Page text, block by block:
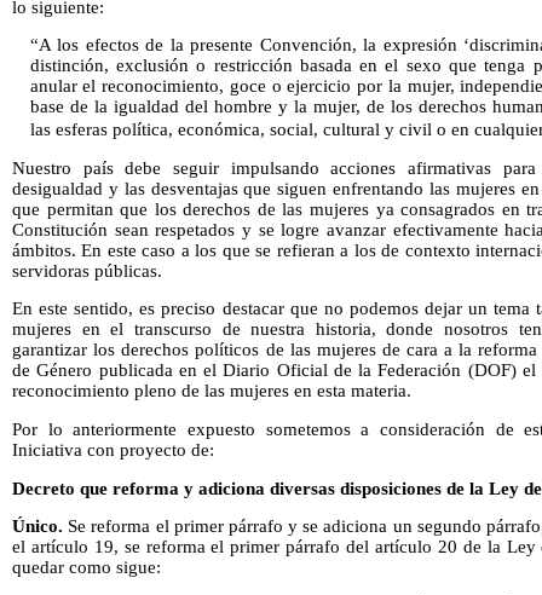
lo siguiente:
“A los efectos de la presente Convención, la expresión
distinción, exclusión o restricción basada en el sexo que tenga
anular el reconocimiento, goce o ejercicio por la mujer,
base de la igualdad del hombre y la mujer, de los derechos
las esferas política, económica, social, cultural y civil o en
Nuestro país debe seguir impulsando acciones afirmativas
desigualdad y las desventajas que siguen enfrentando las mujeres
que permitan que los derechos de las mujeres ya consagrados en
Constitución sean respetados y se logre avanzar efectivamente
ámbitos. En este caso a los que se refieran a los de contexto
servidoras públicas.
En este sentido, es preciso destacar que no podemos dejar un
mujeres en el transcurso de nuestra historia, donde nosotros
garantizar los derechos políticos de las mujeres de cara a la
de Género publicada en el Diario Oficial de la Federación (DOF)
reconocimiento pleno de las mujeres en esta materia.
Por lo anteriormente expuesto sometemos a consideración de
Iniciativa con proyecto de:
Decreto que reforma y adiciona diversas disposiciones de la Ley
Único. Se reforma el primer párrafo y se adiciona un segundo
el artículo 19, se reforma el primer párrafo del artículo 20 de la
quedar como sigue: